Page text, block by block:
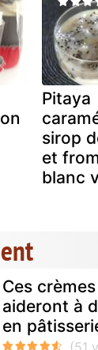
Pitaya
sirop
et
blanc
Ces
aideront à
en